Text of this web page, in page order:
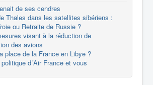
de ses cendres
Thales dans les satellites sibériens :
ou Retraite de Russie ?
visant à la réduction de
des avions
place de la France en Libye ?
d´Air France et vous